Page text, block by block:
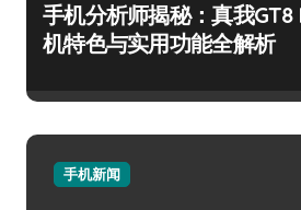
手机分析师揭秘：真我GT8
机特色与实用功能全解析
手机新闻